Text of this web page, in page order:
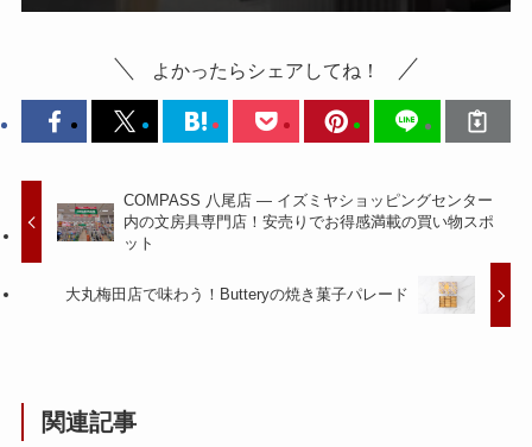
よかったらシェアしてね！
COMPASS 八尾店 — イズミヤショッピングセンター
内の文房具専門店！安売りでお得感満載の買い物スポ
ット
大丸梅田店で味わう！Butteryの焼き菓子パレード
関連記事